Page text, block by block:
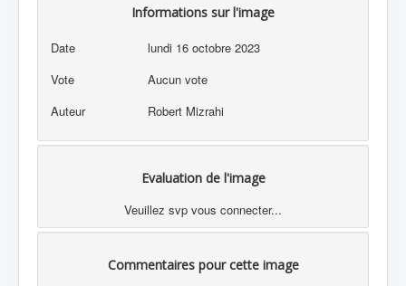
Informations sur l'image
Date
lundi 16 octobre 2023
Vote
Aucun vote
Auteur
Robert Mizrahi
Evaluation de l'image
Veuillez svp vous connecter...
Commentaires pour cette image